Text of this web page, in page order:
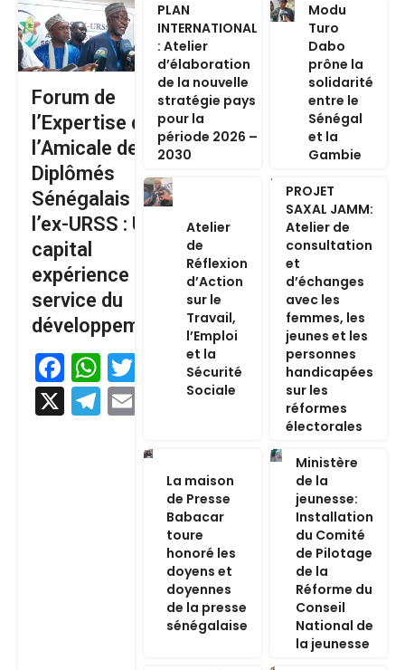
Forum de
l’Expertise de
l’Amicale des
Diplômés
Sénégalais de
l’ex-URSS : Un
capital
expérience au
service du
développement
Facebook
WhatsApp
Twitter
X
Telegram
Email
PLAN
INTERNATIONAL
: Atelier
d’élaboration
de la nouvelle
stratégie pays
pour la
période 2026 –
2030
Modu
Turo
Dabo
prône la
solidarité
entre le
Sénégal
et la
Gambie
Atelier
de
Réflexion
d’Action
sur le
Travail,
l’Emploi
et la
Sécurité
Sociale
PROJET
SAXAL JAMM:
Atelier de
consultation
et
d’échanges
avec les
femmes, les
jeunes et les
personnes
handicapées
sur les
réformes
électorales
La maison
de Presse
Babacar
toure
honoré les
doyens et
doyennes
de la presse
sénégalaise
Ministère
de la
jeunesse:
Installation
du Comité
de Pilotage
de la
Réforme du
Conseil
National de
la jeunesse